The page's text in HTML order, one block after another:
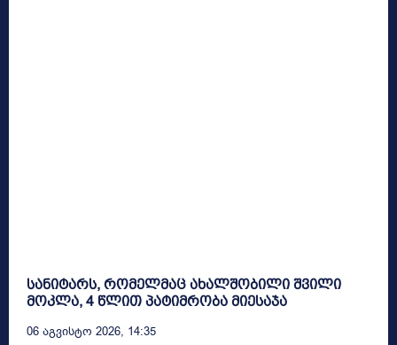
სანიტარს, რომელმაც ახალშობილი შვილი
მოკლა, 4 წლით პატიმრობა მიესაჯა
06 Აგვისტო 2026, 14:35